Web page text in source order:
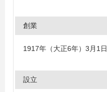
創業
1917年（大正6年）3月1日
設立